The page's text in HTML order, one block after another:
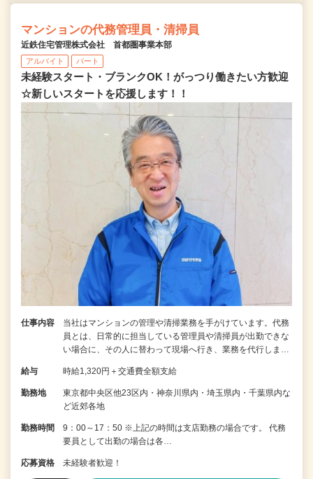
マンションの代務管理員・清掃員
近鉄住宅管理株式会社 首都圏事業本部
アルバイト パート
未経験スタート・ブランクOK！がっつり働きたい方歓迎
☆新しいスタートを応援します！！
仕事内容
当社はマンションの管理や清掃業務を手がけています。代務
員とは、日常的に担当している管理員や清掃員が出勤できな
い場合に、その人に替わって現場へ行き、業務を代行しま…
給与 時給1,320円＋交通費全額支給
勤務地
東京都中央区他23区内・神奈川県内・埼玉県内・千葉県内な
ど近郊各地
勤務時間
9：00～17：50 ※上記の時間は支店勤務の場合です。 代務
要員として出勤の場合は各…
応募資格 未経験者歓迎！